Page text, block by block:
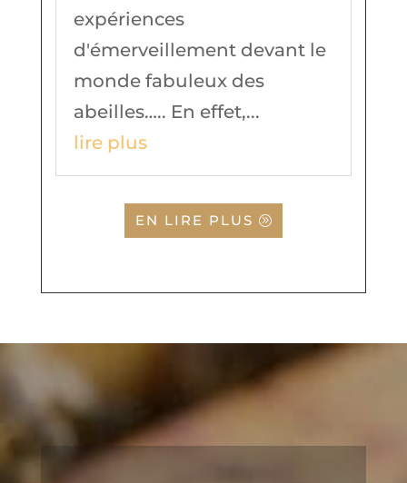
expériences
d'émerveillement devant le
monde fabuleux des
abeilles….. En effet,...
lire plus
EN LIRE PLUS